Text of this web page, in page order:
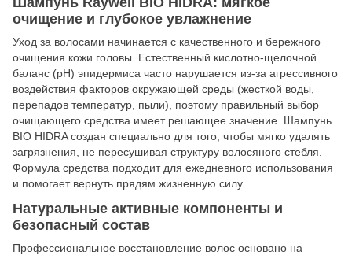
очищение и глубокое увлажнение
Уход за волосами начинается с качественного и бережного
очищения кожи головы. Естественный кислотно-щелочной
баланс (pH) эпидермиса часто нарушается из-за агрессивного
воздействия факторов окружающей среды (жесткой воды,
перепадов температур, пыли), поэтому правильный выбор
очищающего средства имеет решающее значение. Шампунь
BIO HIDRA создан специально для того, чтобы мягко удалять
загрязнения, не пересушивая структуру волосяного стебля.
Формула средства подходит для ежедневного использования
и помогает вернуть прядям жизненную силу.
Натуральные активные компоненты и
безопасный состав
Профессиональное восстановление волос основано на